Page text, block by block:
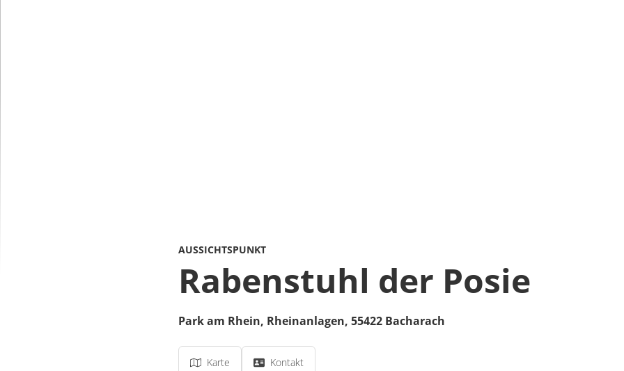
AUSSICHTSPUNKT
Rabenstuhl der Posie
Park am Rhein, Rheinanlagen, 55422 Bacharach
Karte Kontakt